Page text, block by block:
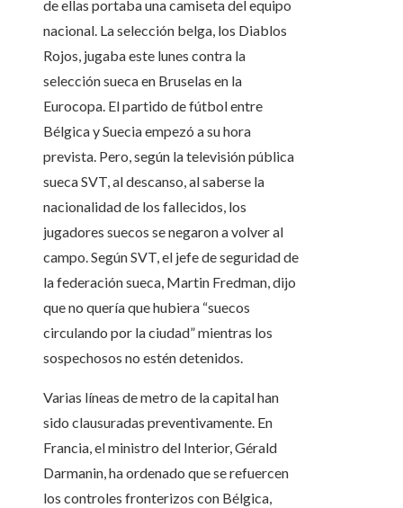
de ellas portaba una camiseta del equipo
nacional. La selección belga, los Diablos
Rojos, jugaba este lunes contra la
selección sueca en Bruselas en la
Eurocopa. El partido de fútbol entre
Bélgica y Suecia empezó a su hora
prevista. Pero, según la televisión pública
sueca SVT, al descanso, al saberse la
nacionalidad de los fallecidos, los
jugadores suecos se negaron a volver al
campo. Según SVT, el jefe de seguridad de
la federación sueca, Martin Fredman, dijo
que no quería que hubiera “suecos
circulando por la ciudad” mientras los
sospechosos no estén detenidos.
Varias líneas de metro de la capital han
sido clausuradas preventivamente. En
Francia, el ministro del Interior, Gérald
Darmanin, ha ordenado que se refuercen
los controles fronterizos con Bélgica,